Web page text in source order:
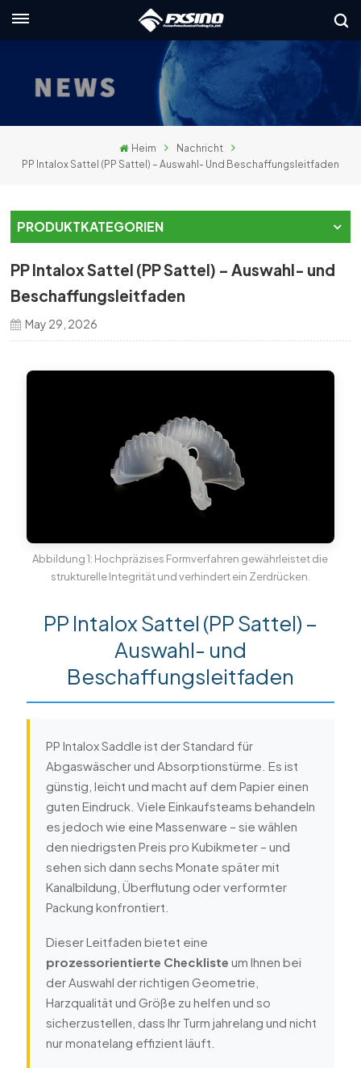
국의
Heim
Nachricht
PP Intalox Sattel (PP Sattel) – Auswahl- Und Beschaffungsleitfaden
PRODUKTKATEGORIEN
PP Intalox Sattel (PP Sattel) – Auswahl- und
Beschaffungsleitfaden
May 29, 2026
Abbildung 1: Hochpräzises Formverfahren gewährleistet die
strukturelle Integrität und verhindert ein Zerdrücken.
PP Intalox Sattel (PP Sattel) –
Auswahl- und
Beschaffungsleitfaden
PP Intalox Saddle ist der Standard für
Abgaswäscher und Absorptionstürme. Es ist
günstig, leicht und macht auf dem Papier einen
guten Eindruck. Viele Einkaufsteams behandeln
es jedoch wie eine Massenware – sie wählen
den niedrigsten Preis pro Kubikmeter – und
sehen sich dann sechs Monate später mit
Kanalbildung, Überflutung oder verformter
Packung konfrontiert.
Dieser Leitfaden bietet eine
prozessorientierte Checkliste um Ihnen bei
der Auswahl der richtigen Geometrie,
Harzqualität und Größe zu helfen und so
sicherzustellen, dass Ihr Turm jahrelang und nicht
nur monatelang effizient läuft.